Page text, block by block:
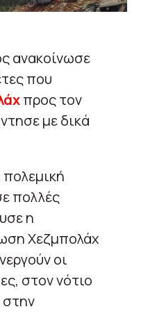
ανακοίνωσε
που
προς τον
με δικά
πολλές
η
Χεζμπολάχ
οι
στον νότιο
στην